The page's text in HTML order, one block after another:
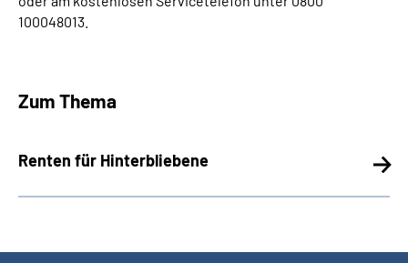
100048013.
Zum Thema
Renten für Hinterbliebene